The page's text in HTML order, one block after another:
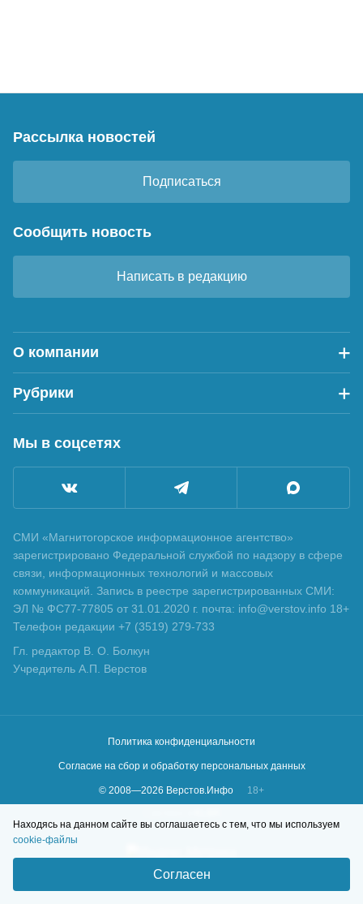
Рассылка новостей
Подписаться
Сообщить новость
Написать в редакцию
О компании
Рубрики
Мы в соцсетях
СМИ «Магнитогорское информационное агентство»
зарегистрировано Федеральной службой по надзору в сфере
связи, информационных технологий и массовых
коммуникаций. Запись в реестре зарегистрированных СМИ:
ЭЛ № ФС77-77805 от 31.01.2020 г. почта: info@verstov.info 18+
Телефон редакции +7 (3519) 279-733
Гл. редактор В. О. Болкун
Учредитель А.П. Верстов
Политика конфиденциальности
Согласие на сбор и обработку персональных данных
© 2008—2026 Верстов.Инфо
18+
Находясь на данном сайте вы соглашаетесь с тем, что мы используем
cookie-файлы
Согласен